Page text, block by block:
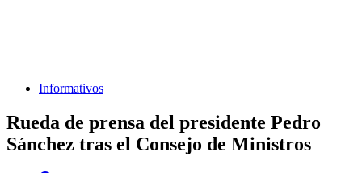
Informativos
Rueda de prensa del presidente Pedro
Sánchez tras el Consejo de Ministros